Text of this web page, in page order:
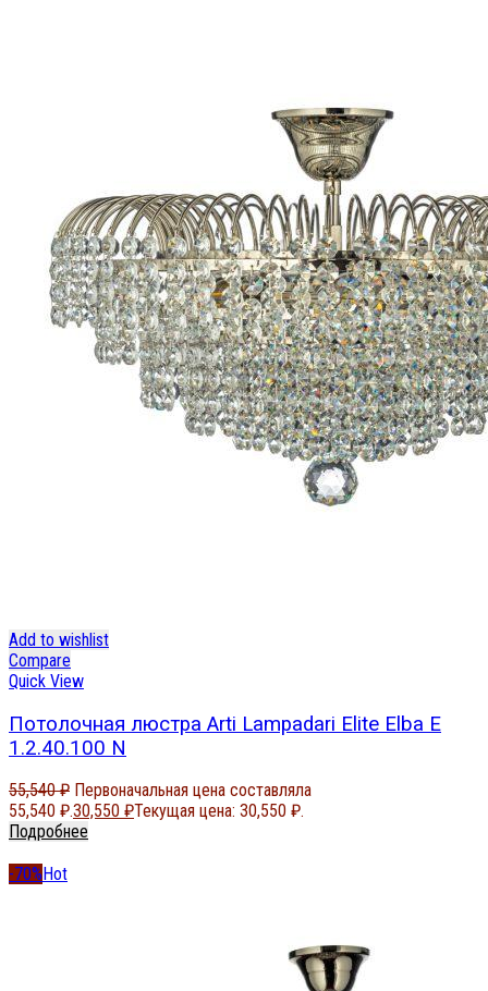
Add to wishlist
Compare
Quick View
Потолочная люстра Arti Lampadari Elite Elba E
1.2.40.100 N
55,540₽ Первоначальная цена составляла
55,540 ₽.30,550 ₽Текущая цена: 30,550 ₽.
Подробнее
-70% Hot